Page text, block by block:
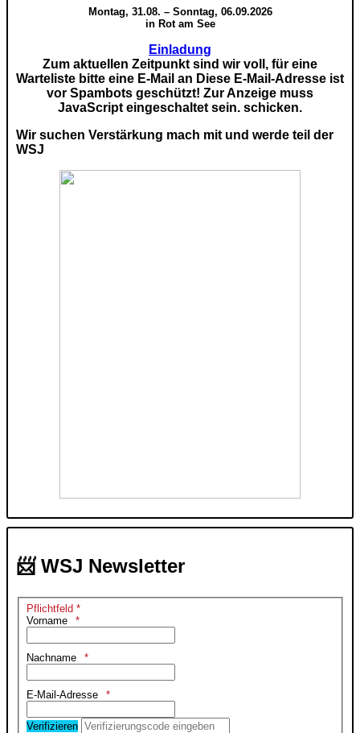
Montag, 31.08. – Sonntag, 06.09.2026
in Rot am See
Einladung
Zum aktuellen Zeitpunkt sind wir voll, für eine
Warteliste bitte eine E-Mail an Diese E-Mail-Adresse ist
vor Spambots geschützt! Zur Anzeige muss
JavaScript eingeschaltet sein. schicken.
Wir suchen Verstärkung mach mit und werde teil der
WSJ
📨 WSJ Newsletter
Pflichtfeld *
Vorname
Nachname
E-Mail-Adresse
Verifizieren